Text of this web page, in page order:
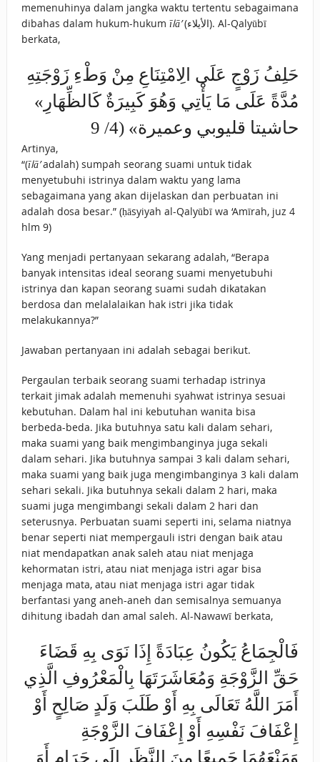
memenuhinya dalam jangka waktu tertentu sebagaimana
dibahas dalam hukum-hukum īlā’(الأيلاء). Al-Qalyūbī
berkata,
حَلِفُ زَوْجٍ عَلَى الِامْتِنَاعِ مِنْ وَطْءِ زَوْجَتِهِ
مُدَّةً عَلَى مَا يَأْتِي ‌وَهُوَ ‌كَبِيرَةٌ ‌كَالظِّهَارِ»
حاشيتا قليوبي وعميرة» (4/ 9
Artinya,
“(īlā’adalah) sumpah seorang suami untuk tidak
menyetubuhi istrinya dalam waktu yang lama
sebagaimana yang akan dijelaskan dan perbuatan ini
adalah dosa besar.” (ḥāsyiyah al-Qalyūbī wa ‘Amīrah, juz 4
hlm 9)
Yang menjadi pertanyaan sekarang adalah, “Berapa
banyak intensitas ideal seorang suami menyetubuhi
istrinya dan kapan seorang suami sudah dikatakan
berdosa dan melalalaikan hak istri jika tidak
melakukannya?”
Jawaban pertanyaan ini adalah sebagai berikut.
Pergaulan terbaik seorang suami terhadap istrinya
terkait jimak adalah memenuhi syahwat istrinya sesuai
kebutuhan. Dalam hal ini kebutuhan wanita bisa
berbeda-beda. Jika butuhnya satu kali dalam sehari,
maka suami yang baik mengimbanginya juga sekali
dalam sehari. Jika butuhnya sampai 3 kali dalam sehari,
maka suami yang baik juga mengimbanginya 3 kali dalam
sehari sekali. Jika butuhnya sekali dalam 2 hari, maka
suami juga mengimbangi sekali dalam 2 hari dan
seterusnya. Perbuatan suami seperti ini, selama niatnya
benar seperti niat mempergauli istri dengan baik atau
niat mendapatkan anak saleh atau niat menjaga
kehormatan istri, atau niat menjaga istri agar bisa
menjaga mata, atau niat menjaga istri agar tidak
berfantasi yang aneh-aneh dan semisalnya semuanya
dihitung ibadah dan amal saleh. Al-Nawawī berkata,
فَالْجِمَاعُ ‌يَكُونُ ‌عِبَادَةً إِذَا نَوَى بِهِ قَضَاءَ
حَقِّ الزَّوْجَةِ وَمُعَاشَرَتَهَا بِالْمَعْرُوفِ الَّذِي
أَمَرَ اللَّهُ تَعَالَى بِهِ أَوْ طَلَبَ وَلَدٍ صَالِحٍ أَوْ
إِعْفَافَ نَفْسِهِ أَوْ إِعْفَافَ الزَّوْجَةِ
وَمَنْعَهُمَا جَمِيعًا مِنَ النَّظَرِ إِلَى حَرَامٍ أَوَ